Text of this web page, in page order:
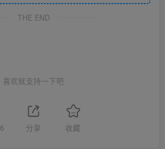
THE END
喜欢就支持一下吧
6 分享 收藏